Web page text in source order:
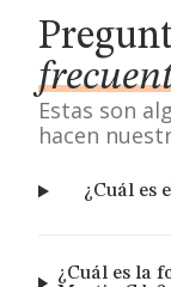
Estas son
hacen
¿Cuál es
¿Cuál es la